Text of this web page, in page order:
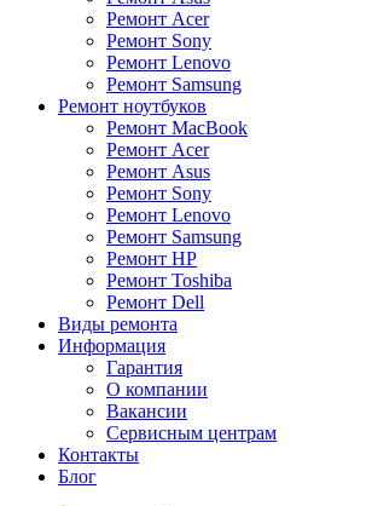
Ремонт Acer
Ремонт Sony
Ремонт Lenovo
Ремонт Samsung
Ремонт ноутбуков
Ремонт MacBook
Ремонт Acer
Ремонт Asus
Ремонт Sony
Ремонт Lenovo
Ремонт Samsung
Ремонт HP
Ремонт Toshiba
Ремонт Dell
Виды ремонта
Информация
Гарантия
О компании
Вакансии
Сервисным центрам
Контакты
Блог